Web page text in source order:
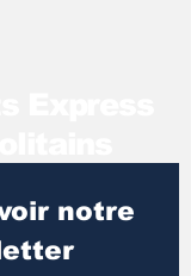
notre
newsletter